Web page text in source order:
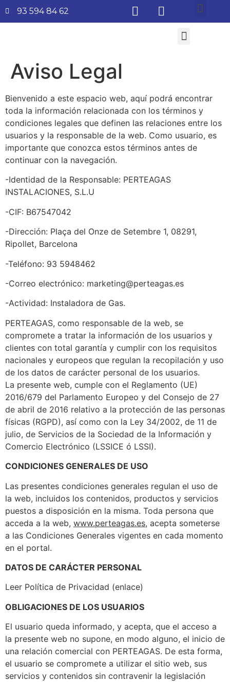
93 594 84 62
Aviso Legal
Bienvenido a este espacio web, aquí podrá encontrar
toda la información relacionada con los términos y
condiciones legales que definen las relaciones entre los
usuarios y la responsable de la web. Como usuario, es
importante que conozca estos términos antes de
continuar con la navegación.
-Identidad de la Responsable: PERTEAGAS
INSTALACIONES, S.L.U
-CIF: B67547042
-Dirección: Plaça del Onze de Setembre 1, 08291,
Ripollet, Barcelona
-Teléfono: 93 5948462
-Correo electrónico: marketing@perteagas.es
-Actividad: Instaladora de Gas.
PERTEAGAS, como responsable de la web, se
compromete a tratar la información de los usuarios y
clientes con total garantía y cumplir con los requisitos
nacionales y europeos que regulan la recopilación y uso
de los datos de carácter personal de los usuarios.
La presente web, cumple con el Reglamento (UE)
2016/679 del Parlamento Europeo y del Consejo de 27
de abril de 2016 relativo a la protección de las personas
físicas (RGPD), así como con la Ley 34/2002, de 11 de
julio, de Servicios de la Sociedad de la Información y
Comercio Electrónico (LSSICE ó LSSI).
CONDICIONES GENERALES DE USO
Las presentes condiciones generales regulan el uso de
la web, incluidos los contenidos, productos y servicios
puestos a disposición en la misma. Toda persona que
acceda a la web, www.perteagas.es, acepta someterse
a las Condiciones Generales vigentes en cada momento
en el portal.
DATOS DE CARÁCTER PERSONAL
Leer Política de Privacidad (enlace)
OBLIGACIONES DE LOS USUARIOS
El usuario queda informado, y acepta, que el acceso a
la presente web no supone, en modo alguno, el inicio de
una relación comercial con PERTEAGAS. De esta forma,
el usuario se compromete a utilizar el sitio web, sus
servicios y contenidos sin contravenir la legislación